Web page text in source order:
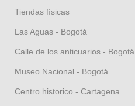
Tiendas físicas
Las Aguas - Bogotá
Calle de los anticuarios - Bogotá
Museo Nacional - Bogotá
Centro historico - Cartagena